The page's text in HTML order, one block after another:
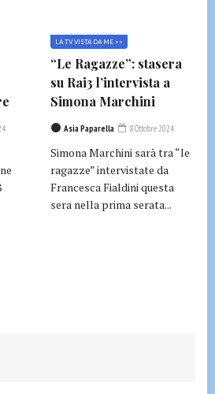
LA TV VISTA DA ME >>
“Le Ragazze”: stasera
su Rai3 l’intervista a
Simona Marchini
Asia Paparella 8 Ottobre 2024
Simona Marchini sarà tra “le
ragazze” intervistate da
Francesca Fialdini questa
sera nella prima serata...